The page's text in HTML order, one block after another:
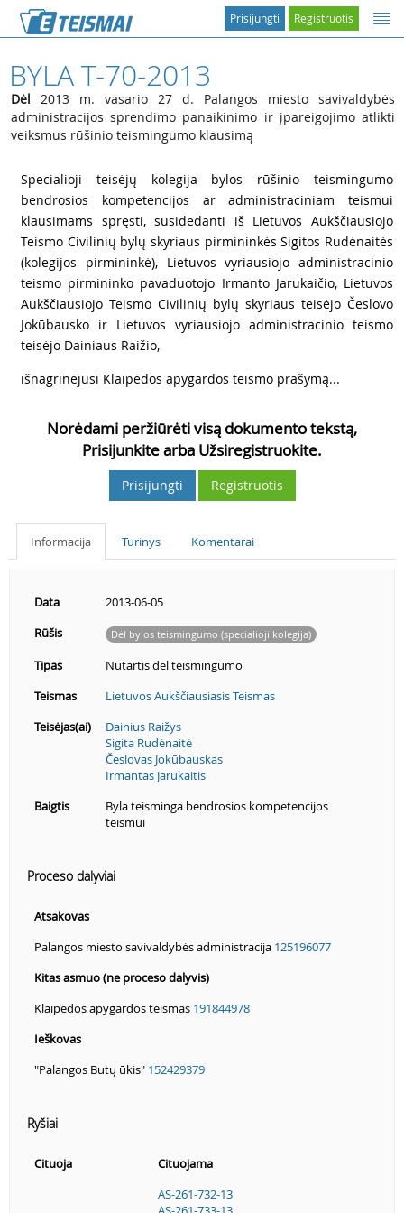
Registruotis
Prisijungti
BYLA T-70-2013
Dėl 2013 m. vasario 27 d. Palangos miesto savivaldybės
administracijos sprendimo panaikinimo ir įpareigojimo atlikti
veiksmus rūšinio teismingumo klausimą
Specialioji teisėjų kolegija bylos rūšinio teismingumo
bendrosios kompetencijos ar administraciniam teismui
klausimams spręsti, susidedanti iš Lietuvos Aukščiausiojo
Teismo Civilinių bylų skyriaus pirmininkės Sigitos Rudėnaitės
(kolegijos pirmininkė), Lietuvos vyriausiojo administracinio
teismo pirmininko pavaduotojo Irmanto Jarukaičio, Lietuvos
Aukščiausiojo Teismo Civilinių bylų skyriaus teisėjo Česlovo
Jokūbausko ir Lietuvos vyriausiojo administracinio teismo
teisėjo Dainiaus Raižio,
išnagrinėjusi Klaipėdos apygardos teismo prašymą...
Norėdami peržiūrėti visą dokumento tekstą,
Prisijunkite arba Užsiregistruokite.
Prisijungti Registruotis
Informacija Turinys Komentarai
Data
2013-06-05
Rūšis
Dėl bylos teismingumo (specialioji kolegija)
Tipas
Nutartis dėl teismingumo
Teismas
Lietuvos Aukščiausiasis Teismas
Teisėjas(ai)
Dainius Raižys
Sigita Rudėnaitė
Česlovas Jokūbauskas
Irmantas Jarukaitis
Baigtis
Byla teisminga bendrosios kompetencijos
teismui
Proceso dalyviai
Atsakovas
Palangos miesto savivaldybės administracija 125196077
Kitas asmuo (ne proceso dalyvis)
Klaipėdos apygardos teismas 191844978
Ieškovas
"Palangos Butų ūkis" 152429379
Ryšiai
Cituoja
Cituojama
AS-261-732-13